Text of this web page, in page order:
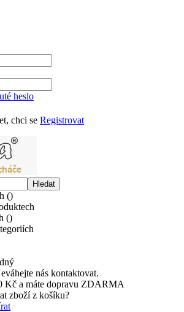
heslo
chci se Registrovat
Hledat
()
()
nás kontaktovat.
Kč a máte dopravu ZDARMA
zboží z košíku?